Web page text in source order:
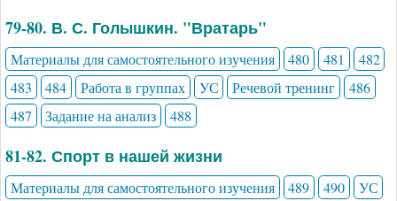
79-80. В. С. Голышкин. "Вратарь"
Материалы для самостоятельного изучения 480 481
482
483
484 Работа в группах УС Речевой тренинг
486
487
Задание на анализ 488
81-82. Спорт в нашей жизни
Материалы для самостоятельного изучения 489 490
УС